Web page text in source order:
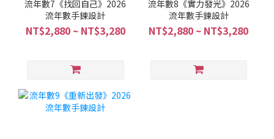
流年數7《找回自己》2026
流年數手鍊設計
NT$2,880 ~ NT$3,280
流年數8《實力發光》2026
流年數手鍊設計
NT$2,880 ~ NT$3,280